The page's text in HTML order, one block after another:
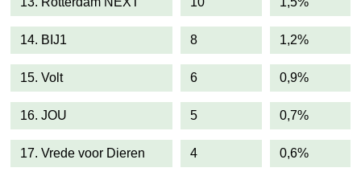
14. BIJ1 8 1,2%
15. Volt 6 0,9%
16. JOU 5 0,7%
17. Vrede voor Dieren 4 0,6%